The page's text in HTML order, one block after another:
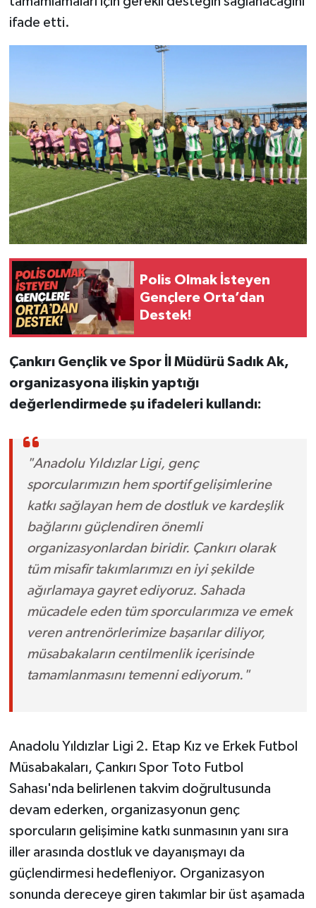
ifade etti.
Polis Olmak İsteyen
Gençlere Orta’dan
Destek!
Çankırı Gençlik ve Spor İl Müdürü Sadık Ak,
organizasyona ilişkin yaptığı
değerlendirmede şu ifadeleri kullandı:
"Anadolu Yıldızlar Ligi, genç
sporcularımızın hem sportif gelişimlerine
katkı sağlayan hem de dostluk ve kardeşlik
bağlarını güçlendiren önemli
organizasyonlardan biridir. Çankırı olarak
tüm misafir takımlarımızı en iyi şekilde
ağırlamaya gayret ediyoruz. Sahada
mücadele eden tüm sporcularımıza ve emek
veren antrenörlerimize başarılar diliyor,
müsabakaların centilmenlik içerisinde
tamamlanmasını temenni ediyorum."
Anadolu Yıldızlar Ligi 2. Etap Kız ve Erkek Futbol
Müsabakaları, Çankırı Spor Toto Futbol
Sahası'nda belirlenen takvim doğrultusunda
devam ederken, organizasyonun genç
sporcuların gelişimine katkı sunmasının yanı sıra
iller arasında dostluk ve dayanışmayı da
güçlendirmesi hedefleniyor. Organizasyon
sonunda dereceye giren takımlar bir üst aşamada